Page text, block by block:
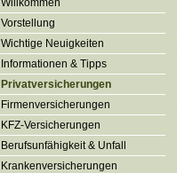
Willkommen
Vorstellung
Wichtige Neuigkeiten
Informationen & Tipps
Privatversicherungen
Firmenversicherungen
KFZ-Versicherungen
Berufsunfähigkeit & Unfall
Kranken­ver­si­che­rungen